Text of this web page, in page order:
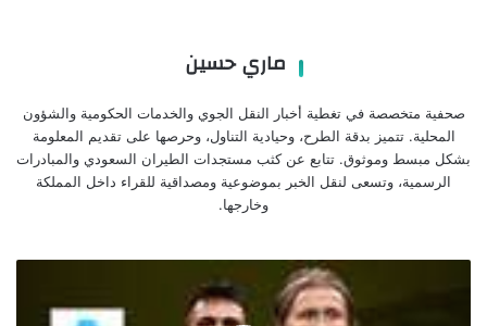
ماري حسين
صحفية متخصصة في تغطية أخبار النقل الجوي والخدمات الحكومية والشؤون
المحلية. تتميز بدقة الطرح، وحيادية التناول، وحرصها على تقديم المعلومة
بشكل مبسط وموثوق. تتابع عن كثب مستجدات الطيران السعودي والمبادرات
الرسمية، وتسعى لنقل الخبر بموضوعية ومصداقية للقراء داخل المملكة
وخارجها.